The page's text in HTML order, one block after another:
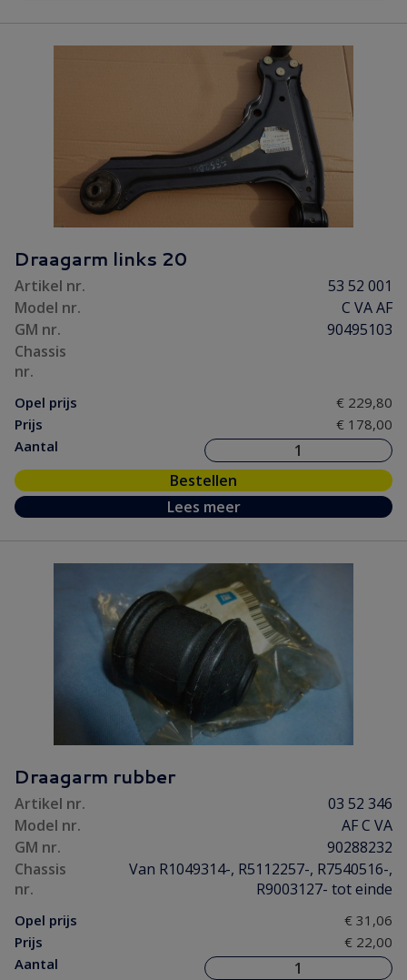
Draagarm links 20
Artikel nr.
53 52 001
Model nr.
C VA AF
GM nr.
90495103
Chassis
nr.
Opel prijs
€ 229,80
Prijs
€ 178,00
Aantal
Bestellen
Lees meer
Draagarm rubber
Artikel nr.
03 52 346
Model nr.
AF C VA
GM nr.
90288232
Chassis
nr.
Van R1049314-, R5112257-, R7540516-,
R9003127- tot einde
Opel prijs
€ 31,06
Prijs
€ 22,00
Aantal